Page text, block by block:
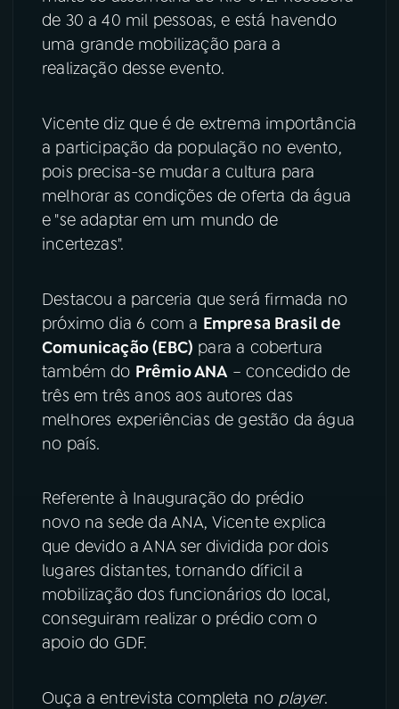
de 30 a 40 mil pessoas, e está havendo
uma grande mobilização para a
realização desse evento.
Vicente diz que é de extrema importância
a participação da população no evento,
pois precisa-se mudar a cultura para
melhorar as condições de oferta da água
e "se adaptar em um mundo de
incertezas".
Destacou a parceria que será firmada no
próximo dia 6 com a Empresa Brasil de
Comunicação (EBC) para a cobertura
também do Prêmio ANA – concedido de
três em três anos aos autores das
melhores experiências de gestão da água
no país.
Referente à Inauguração do prédio
novo na sede da ANA, Vicente explica
que devido a ANA ser dividida por dois
lugares distantes, tornando díficil a
mobilização dos funcionários do local,
conseguiram realizar o prédio com o
apoio do GDF.
Ouça a entrevista completa no player.